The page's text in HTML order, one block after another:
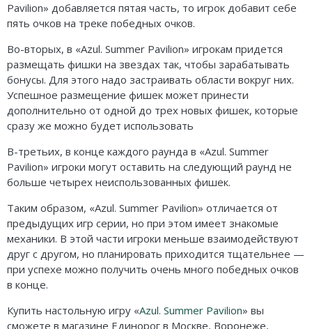
Pavilion» добавляется пятая часть, то игрок добавит себе
пять очков на треке победных очков.
Во-вторых, в «Azul. Summer Pavilion» игрокам придется
размещать фишки на звездах так, чтобы зарабатывать
бонусы. Для этого надо застраивать области вокруг них.
Успешное размещение фишек может принести
дополнительно от одной до трех новых фишек, которые
сразу же можно будет использовать
В-третьих, в конце каждого раунда в «Azul. Summer
Pavilion» игроки могут оставить на следующий раунд не
больше четырех неиспользованных фишек.
Таким образом, «Azul. Summer Pavilion» отличается от
предыдущих игр серии, но при этом имеет знакомые
механики. В этой части игроки меньше взаимодействуют
друг с другом, но планировать приходится тщательнее —
при успехе можно получить очень много победных очков
в конце.
Купить настольную игру «Azul. Summer Pavilion» вы
сможете в магазине Единорог в Москве, Воронеже,